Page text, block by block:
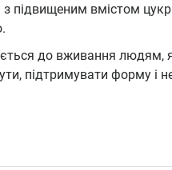
підвищеним вмістом
до вживання людям,
підтримувати форму і